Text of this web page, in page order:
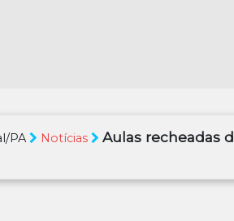
PA Notícias
Aulas recheadas